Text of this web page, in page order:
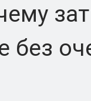
без